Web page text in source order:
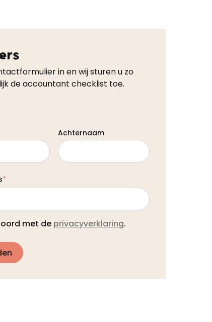
in en wij sturen u zo
de accountant checklist toe.
Achternaam
*
met de privacyverklaring.